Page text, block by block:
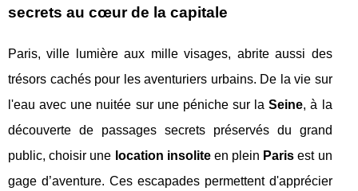
secrets au cœur de la capitale
Paris, ville lumière aux mille visages, abrite aussi des
trésors cachés pour les aventuriers urbains. De la vie sur
l'eau avec une nuitée sur une péniche sur laSeine, à la
découverte de passages secrets préservés du grand
public, choisir une location insoliteen plein Paris est un
gage d’aventure. Ces escapades permettent d'apprécier